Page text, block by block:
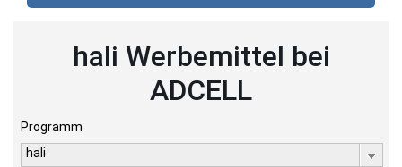
hali Werbemittel bei
ADCELL
Programm
hali